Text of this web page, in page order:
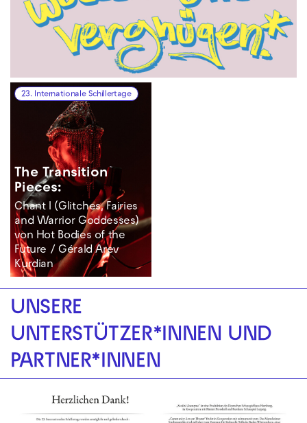
23. Internationale Schillertage
The Transition
Pieces:
Chant I (Glitches, Fairies
and Warrior Goddesses)
von Hot Bodies of the
Future / Gérald Arev
Kurdian
UNSERE
UNTERSTÜTZER*INNEN UND
PARTNER*INNEN